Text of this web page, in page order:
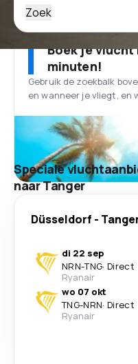
Zoek
Boek je
minuten!
Gebruik de zoekbalk
en wanneer je vliegt, en
Speciale
naar Tanger
Düsseldorf -
di 22 sep
NRN-TNG· Direct
Ryanair
wo 07 okt
TNG-NRN· Direct
Ryanair